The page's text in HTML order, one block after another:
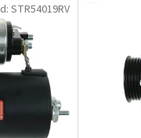
STR54019RV